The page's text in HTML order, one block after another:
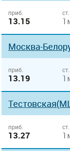
приб.
13.15
ст.
Москва-
приб.
13.19
ст.
приб.
13.27
ст.